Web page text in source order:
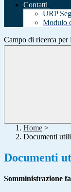
Contatti
URP
Modulo
Campo di ricerca per
Home >
Documenti
Documenti
Somministrazione